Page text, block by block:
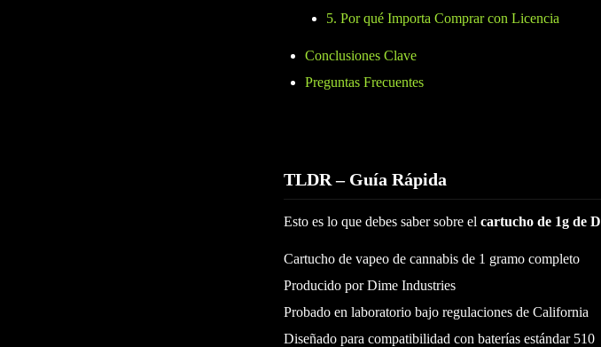
5. Por qué Importa Comprar con Licencia
Conclusiones Clave
Preguntas Frecuentes
TLDR – Guía Rápida
Esto es lo que debes saber sobre el cartucho de 1g de
Cartucho de vapeo de cannabis de 1 gramo completo
Producido por Dime Industries
Probado en laboratorio bajo regulaciones de California
Diseñado para compatibilidad con baterías estándar 510